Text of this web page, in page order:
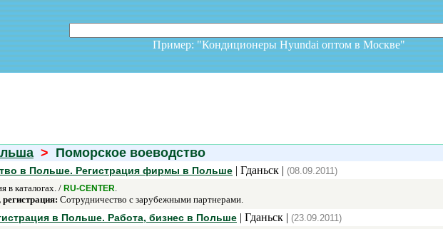
Пример: "Кондиционеры Hyundai оптом в Москве"
> Поморское воеводство
в Польше. Регистрация фирмы в Польше | Гданьск | (08.09.2011)
в каталогах. / RU-CENTER.
Сотрудничество с зарубежными партнерами.
в Польше. Работа, бизнес в Польше | Гданьск | (23.09.2011)